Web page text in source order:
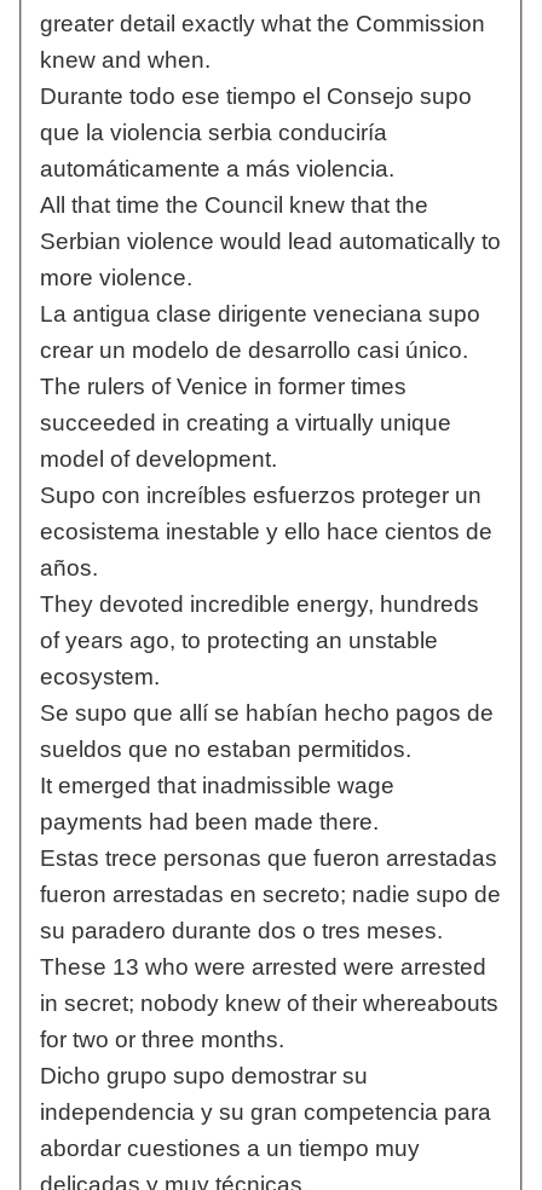
greater detail exactly what the Commission
knew and when.
Durante todo ese tiempo el Consejo supo
que la violencia serbia conduciría
automáticamente a más violencia.
All that time the Council knew that the
Serbian violence would lead automatically to
more violence.
La antigua clase dirigente veneciana supo
crear un modelo de desarrollo casi único.
The rulers of Venice in former times
succeeded in creating a virtually unique
model of development.
Supo con increíbles esfuerzos proteger un
ecosistema inestable y ello hace cientos de
años.
They devoted incredible energy, hundreds
of years ago, to protecting an unstable
ecosystem.
Se supo que allí se habían hecho pagos de
sueldos que no estaban permitidos.
It emerged that inadmissible wage
payments had been made there.
Estas trece personas que fueron arrestadas
fueron arrestadas en secreto; nadie supo de
su paradero durante dos o tres meses.
These 13 who were arrested were arrested
in secret; nobody knew of their whereabouts
for two or three months.
Dicho grupo supo demostrar su
independencia y su gran competencia para
abordar cuestiones a un tiempo muy